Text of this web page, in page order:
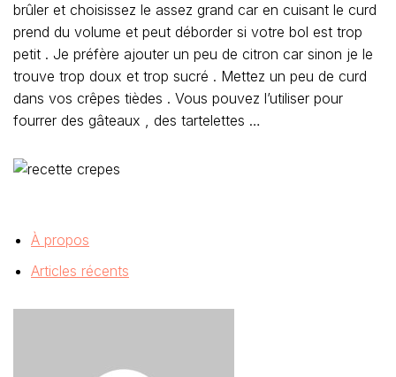
brûler et choisissez le assez grand car en cuisant le curd
prend du volume et peut déborder si votre bol est trop
petit . Je préfère ajouter un peu de citron car sinon je le
trouve trop doux et trop sucré . Mettez un peu de curd
dans vos crêpes tièdes . Vous pouvez l’utiliser pour
fourrer des gâteaux , des tartelettes …
À propos
Articles récents